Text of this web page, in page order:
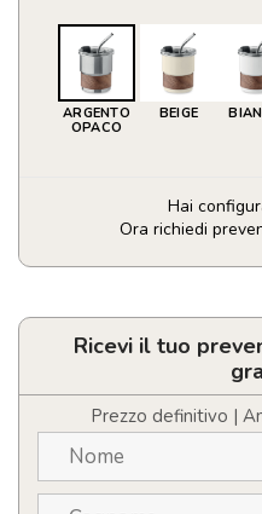
ARGENTO
OPACO
BEIGE
Hai
Ora richiedi
Tazza
acciaio
cannuccia
260
quantità
Ricevi il tuo
Prezzo definitivo |